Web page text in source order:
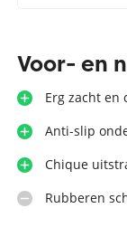
Voor- en
Erg zacht en
Anti-slip
Chique
Rubberen